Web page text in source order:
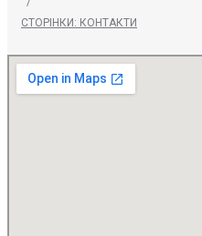
СТОРІНКИ: КОНТАКТИ